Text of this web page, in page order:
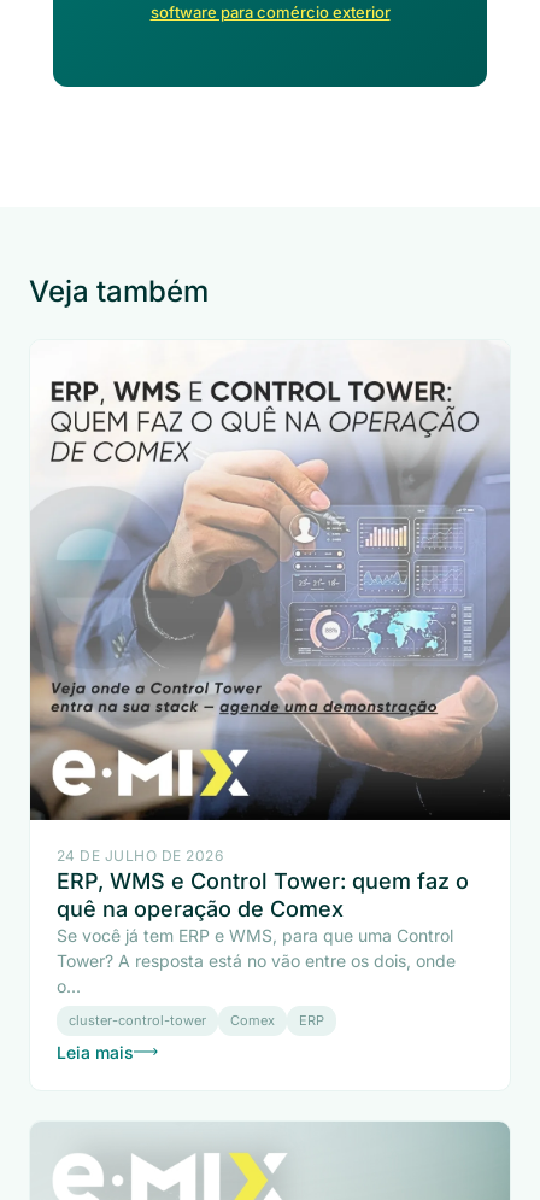
software para comércio exterior
Veja também
24 DE JULHO DE 2026
ERP, WMS e Control Tower: quem faz o
quê na operação de Comex
Se você já tem ERP e WMS, para que uma Control
Tower? A resposta está no vão entre os dois, onde
o...
cluster-control-tower Comex ERP
Leia mais